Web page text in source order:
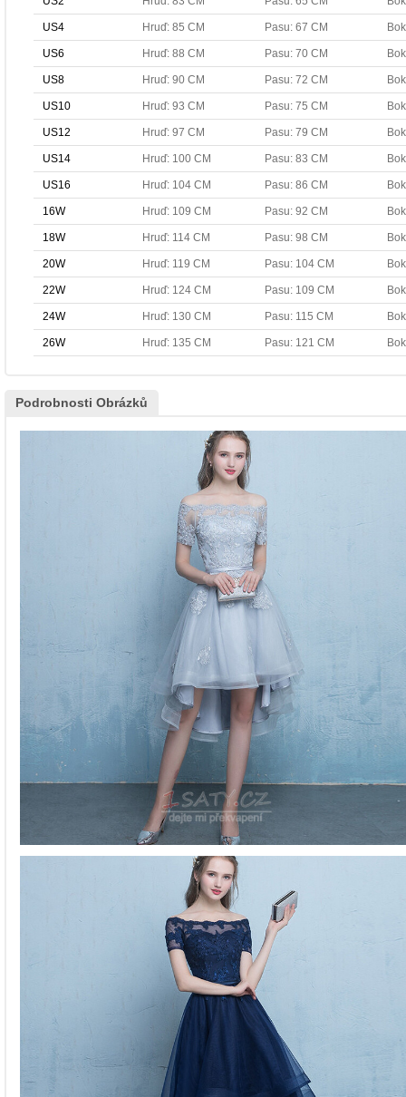
US4 Hruď: 85 CM Pasu: 67 CM
US6 Hruď: 88 CM Pasu: 70 CM
US8 Hruď: 90 CM Pasu: 72 CM
US10 Hruď: 93 CM Pasu: 75 CM
US12 Hruď: 97 CM Pasu: 79 CM
US14 Hruď: 100 CM Pasu: 83 CM
US16 Hruď: 104 CM Pasu: 86 CM
16W Hruď: 109 CM Pasu: 92 CM
18W Hruď: 114 CM Pasu: 98 CM
20W Hruď: 119 CM Pasu: 104 CM
22W Hruď: 124 CM Pasu: 109 CM
24W Hruď: 130 CM Pasu: 115 CM
26W Hruď: 135 CM Pasu: 121 CM
Podrobnosti Obrázků